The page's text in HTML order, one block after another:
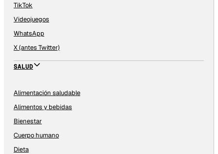
TikTok
Videojuegos
WhatsApp
X (antes Twitter)
SALUD
Alimentación saludable
Alimentos y bebidas
Bienestar
Cuerpo humano
Dieta